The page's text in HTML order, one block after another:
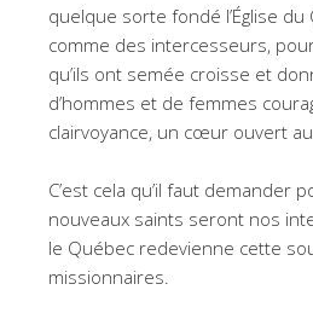
quelque sorte fondé l’Église
comme des intercesseurs,
qu’ils ont semée croisse et
d’hommes et de femmes
clairvoyance, un cœur ouvert au
C’est cela qu’il faut demander
nouveaux saints seront nos
le Québec redevienne cette
missionnaires.